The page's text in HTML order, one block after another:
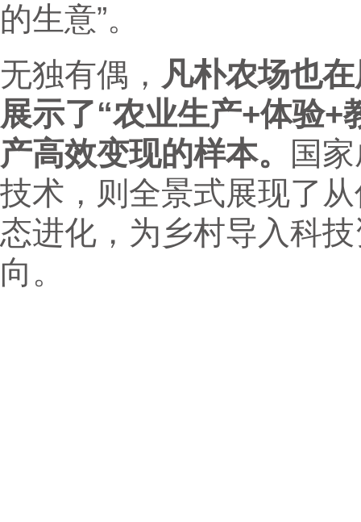
的生意”。
无独有偶， 凡朴农场也
展示了“农业生产+体验+
产高效变现的样本。
国
技术，则全景式展现了
态进化，为乡村导入科
向。